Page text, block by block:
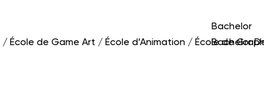
École de Game Art École d’Animation École de
Bachelor
Bachelor